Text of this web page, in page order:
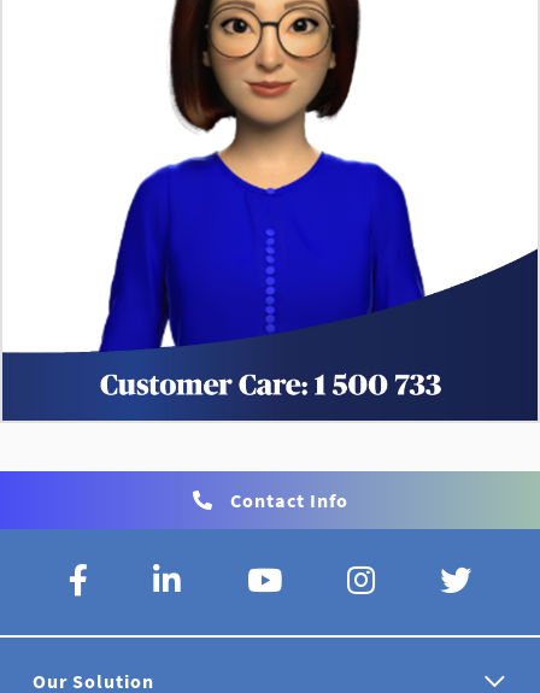
Contact Info
Our Solution